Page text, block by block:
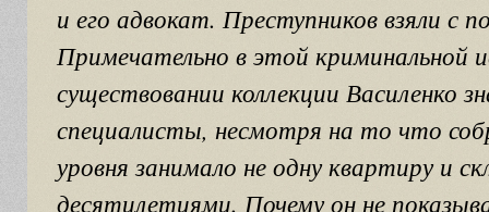
и его адвокат. Преступников взяли с
Примечательно в этой криминальной
существовании коллекции Василенко
специалисты, несмотря на то что
уровня занимало не одну квартиру и
десятилетиями. Почему он не